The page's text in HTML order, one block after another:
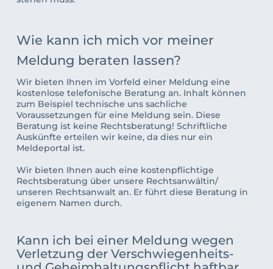
Wie kann ich mich vor meiner
Meldung beraten lassen?
Wir bieten Ihnen im Vorfeld einer Meldung eine
kostenlose telefonische Beratung an. Inhalt können
zum Beispiel technische uns sachliche
Voraussetzungen für eine Meldung sein. Diese
Beratung ist keine Rechtsberatung! Schriftliche
Auskünfte erteilen wir keine, da dies nur ein
Meldeportal ist.
Wir bieten Ihnen auch eine kostenpflichtige
Rechtsberatung über unsere Rechtsanwältin/
unseren Rechtsanwalt an. Er führt diese Beratung in
eigenem Namen durch.
Kann ich bei einer Meldung wegen
Verletzung der Verschwiegenheits-